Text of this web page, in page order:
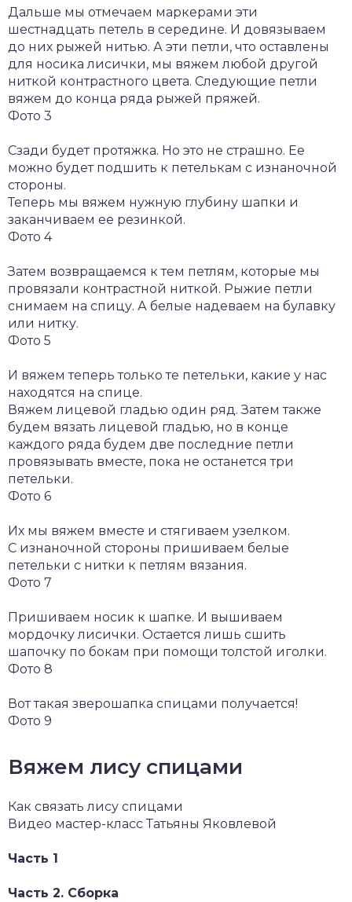
Дальше мы отмечаем маркерами эти
шестнадцать петель в середине. И довязываем
до них рыжей нитью. А эти петли, что оставлены
для носика лисички, мы вяжем любой другой
ниткой контрастного цвета. Следующие петли
вяжем до конца ряда рыжей пряжей.
Фото 3
Сзади будет протяжка. Но это не страшно. Ее
можно будет подшить к петелькам с изнаночной
стороны.
Теперь мы вяжем нужную глубину шапки и
заканчиваем ее резинкой.
Фото 4
Затем возвращаемся к тем петлям, которые мы
провязали контрастной ниткой. Рыжие петли
снимаем на спицу. А белые надеваем на булавку
или нитку.
Фото 5
И вяжем теперь только те петельки, какие у нас
находятся на спице.
Вяжем лицевой гладью один ряд. Затем также
будем вязать лицевой гладью, но в конце
каждого ряда будем две последние петли
провязывать вместе, пока не останется три
петельки.
Фото 6
Их мы вяжем вместе и стягиваем узелком.
С изнаночной стороны пришиваем белые
петельки с нитки к петлям вязания.
Фото 7
Пришиваем носик к шапке. И вышиваем
мордочку лисички. Остается лишь сшить
шапочку по бокам при помощи толстой иголки.
Фото 8
Вот такая зверошапка спицами получается!
Фото 9
Вяжем лису спицами
Как связать лису спицами
Видео мастер-класс Татьяны Яковлевой
Часть 1
Часть 2. Сборка